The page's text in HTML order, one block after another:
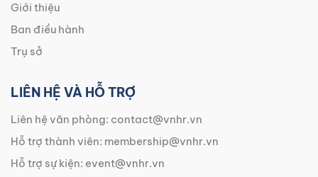
Giới thiệu
Ban điều hành
Trụ sở
LIÊN HỆ VÀ HỖ TRỢ
Liên hệ văn phòng: contact@vnhr.vn
Hỗ trợ thành viên: membership@vnhr.vn
Hỗ trợ sự kiện: event@vnhr.vn